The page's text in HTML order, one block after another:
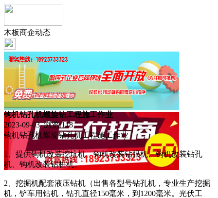
木板商企动态
钩机钻孔机螺旋钻工程施工作业
2023-09-03 浏览:118
钩机钻孔机螺旋钻孔机工程施工作业
1、提供钩机改装挖坑机、钩机改装钻眼机、钩机改装钻孔
机、钩机改装钻桩机。
2、挖掘机配套液压钻机（出售各型号钻孔机，专业生‌‌产挖掘
机，铲车用钻机，‌‌钻孔直径150毫米，到1200毫米。光伏工